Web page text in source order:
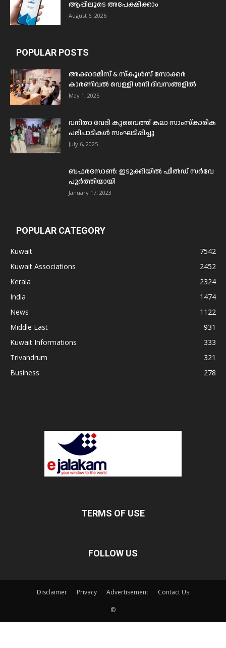
ആപ്പിലൂടെ അപേക്ഷിക്കാം
August 6, 2026
POPULAR POSTS
അക്കാദമീസ് & സ്കൂൾസ് സോക്കർ
കാർണിവൽ വെള്ളി ശനി ദിവസങ്ങളിൽ
May 1, 2025
വനിതാ വേദി കുവൈത്ത് കലാ സാംസ്കാരിക
പരിപാടികൾ സംഘടിപ്പിച്ചു
July 6, 2025
ബഫര്‍സോണ്‍: ഇടുക്കിയില്‍ ഫീല്‍ഡ് സര്‍വേ
പൂര്‍ത്തിയായി
January 17, 2023
POPULAR CATEGORY
Kuwait
7542
Kuwait Associations
2452
Kerala
2324
India
1474
News
1122
Middle East
931
Kuwait Informations
333
Trivandrum
321
Business
278
TERMS OF USE
FOLLOW US
Disclaimer Privacy Advertisement Contact Us
©